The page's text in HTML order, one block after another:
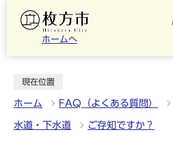
ホームへ
現在位置
ホーム FAQ（よくある質問）
水道・下水道 ご存知ですか？